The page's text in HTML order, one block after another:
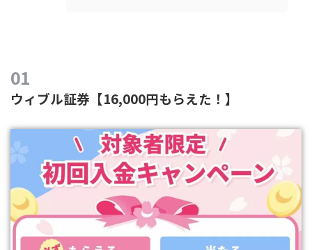
ウィブル証券【16,000円もらえた！】